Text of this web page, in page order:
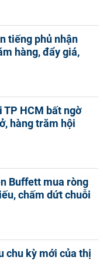
tiếng phủ nhận
hàng, đẩy giá,
TP HCM bất ngờ
hàng trăm hội
Buffett mua ròng
chấm dứt chuỗi
chu kỳ mới của thị